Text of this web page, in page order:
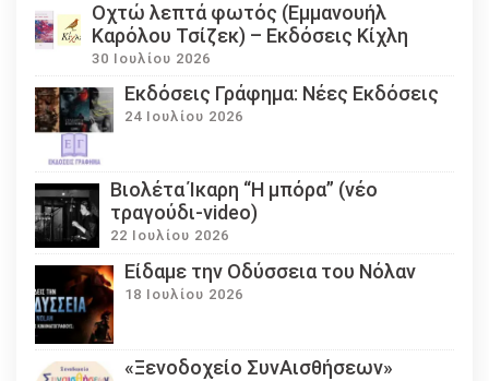
Οχτώ λεπτά φωτός (Εμμανουήλ
Καρόλου Τσίζεκ) – Εκδόσεις Κίχλη
30 Ιουλίου 2026
Εκδόσεις Γράφημα: Νέες Εκδόσεις
24 Ιουλίου 2026
Βιολέτα Ίκαρη “Η μπόρα” (νέο
τραγούδι-video)
22 Ιουλίου 2026
Eίδαμε την Οδύσσεια του Νόλαν
18 Ιουλίου 2026
«Ξενοδοχείο ΣυνΑισθήσεων»